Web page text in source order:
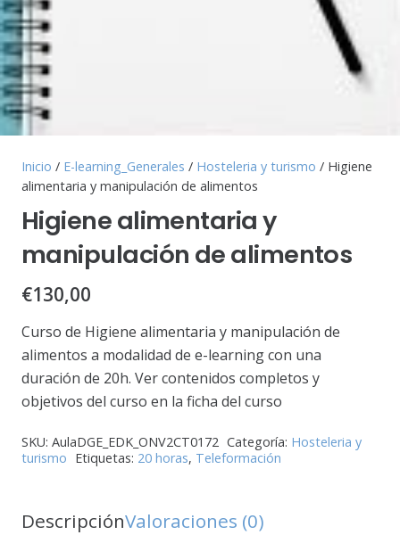
Inicio / E-learning_Generales / Hosteleria y turismo / Higiene
alimentaria y manipulación de alimentos
Higiene alimentaria y
manipulación de alimentos
€130,00
Curso de Higiene alimentaria y manipulación de
alimentos a modalidad de e-learning con una
duración de 20h. Ver contenidos completos y
objetivos del curso en la ficha del curso
SKU: AulaDGE_EDK_ONV2CT0172 Categoría: Hosteleria y
turismo Etiquetas: 20 horas, Teleformación
DescripciónValoraciones (0)